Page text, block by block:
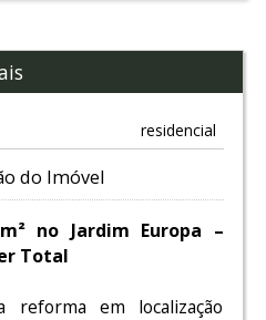
residencial
do Imóvel
no Jardim Europa –
Total
reforma em localização